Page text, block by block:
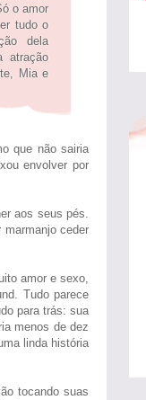
o amor
tudo o
dela
atração
Mia e
que não sairia
envolver por
aos seus pés.
ceder
amor e sexo,
Tudo parece
para trás: sua
menos de dez
linda história
tocando suas